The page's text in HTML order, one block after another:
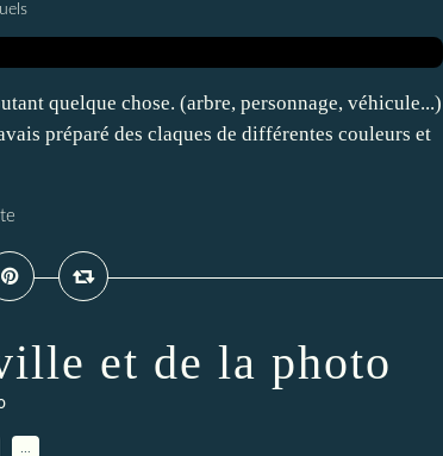
quelque chose. (arbre, personnage, véhicule...)
préparé des claques de différentes couleurs et
et de la photo